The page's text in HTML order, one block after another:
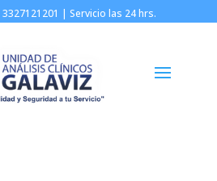
3327121201 | Servicio las 24 hrs.